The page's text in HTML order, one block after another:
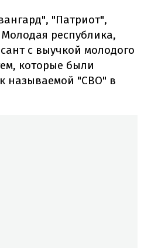
"Патриот",
республика,
с выучкой молодого
которые были
называемой "СВО" в